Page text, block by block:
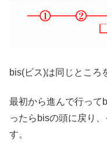
bis(ビス)は同じところ
最初から進んで行って
ったらbisの頭に戻り
す。